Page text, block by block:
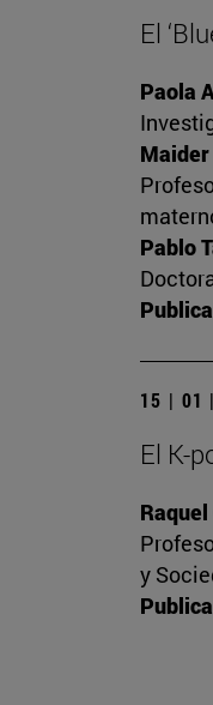
El
Paola
Pablo
15 | 01
El K-
y